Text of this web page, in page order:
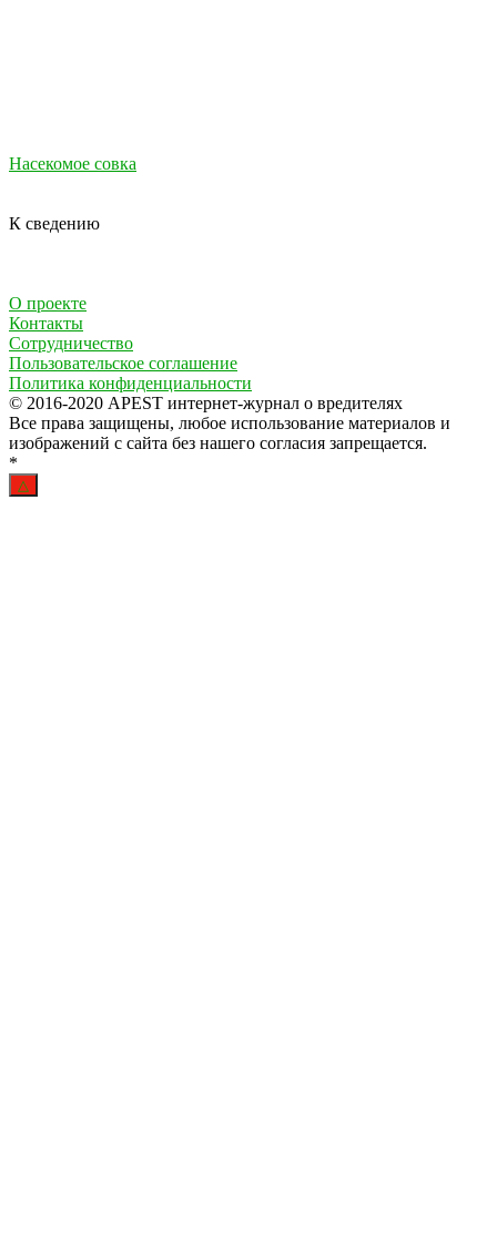
Насекомое совка
К сведению
О проекте
Контакты
Сотрудничество
Пользовательское соглашение
Политика конфиденциальности
© 2016-2020 APEST интернет-журнал о вредителях
Все права защищены, любое использование материалов и
изображений с сайта без нашего согласия запрещается.
*